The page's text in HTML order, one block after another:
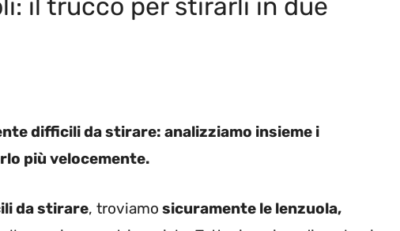
il trucco per stirarli in due
difficili da stirare: analizziamo insieme i
più velocemente.
da stirare, troviamo sicuramente le lenzuola,